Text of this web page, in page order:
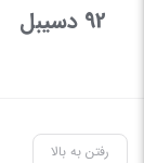
92 دسیبل
رفتن به بالا